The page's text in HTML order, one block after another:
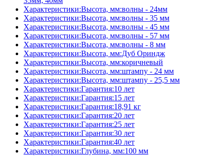
Характеристики:Высота, мм:волны - 24мм
Характеристики:Высота, мм:волны - 35 мм
Характеристики:Высота, мм:волны - 45 мм
Характеристики:Высота, мм:волны - 57 мм
Характеристики:Высота, мм:волны - 8 мм
Характеристики:Высота, мм:Дуб Ориндж
Характеристики:Высота, мм:коричневый
Характеристики:Высота, мм:штампу - 24 мм
Характеристики:Высота, мм:штампу - 25,5 мм
Характеристики:Гарантия:10 лет
Характеристики:Гарантия:15 лет
Характеристики:Гарантия:18,91 кг
Характеристики:Гарантия:20 лет
Характеристики:Гарантия:25 лет
Характеристики:Гарантия:30 лет
Характеристики:Гарантия:40 лет
Характеристики:Глубина, мм:100 мм